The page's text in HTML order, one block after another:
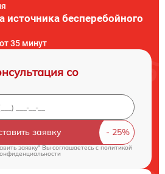
источника бесперебойного
35 минут
со
заявку
заявку" Вы соглашаетесь c политикой